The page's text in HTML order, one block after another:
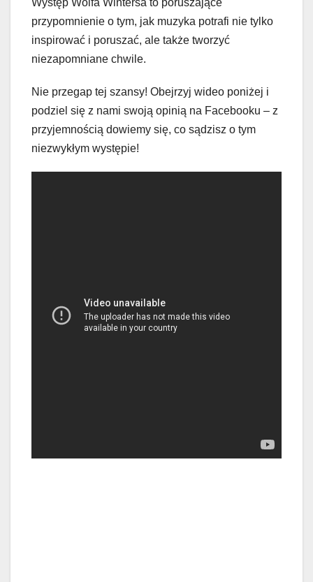
Występ Wolfa Wintersa to poruszające
przypomnienie o tym, jak muzyka potrafi nie tylko
inspirować i poruszać, ale także tworzyć
niezapomniane chwile.
Nie przegap tej szansy! Obejrzyj wideo poniżej i
podziel się z nami swoją opinią na Facebooku – z
przyjemnością dowiemy się, co sądzisz o tym
niezwykłym występie!